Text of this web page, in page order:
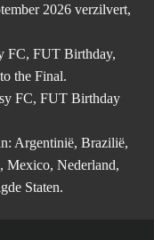
2026 verzilvert,
FC, FUT Birthday,
the Final.
FC, FUT Birthday
Argentinië, Brazilië,
Mexico, Nederland,
Staten.